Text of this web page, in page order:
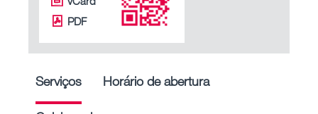
PDF
Serviços Horário de abertura